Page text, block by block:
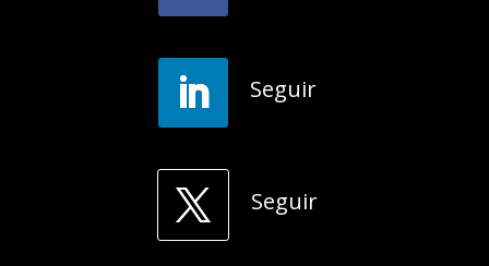
Seguir
Seguir